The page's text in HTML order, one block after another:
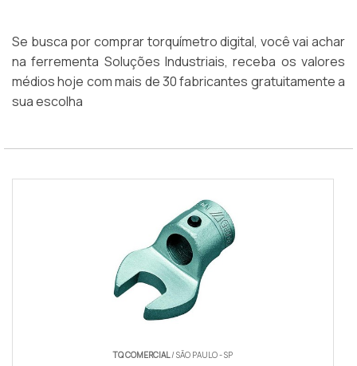
Se busca por comprar torquímetro digital, você vai achar
na ferrementa Soluções Industriais, receba os valores
médios hoje com mais de 30 fabricantes gratuitamente a
sua escolha
TQ COMERCIAL/ SÃO PAULO - SP